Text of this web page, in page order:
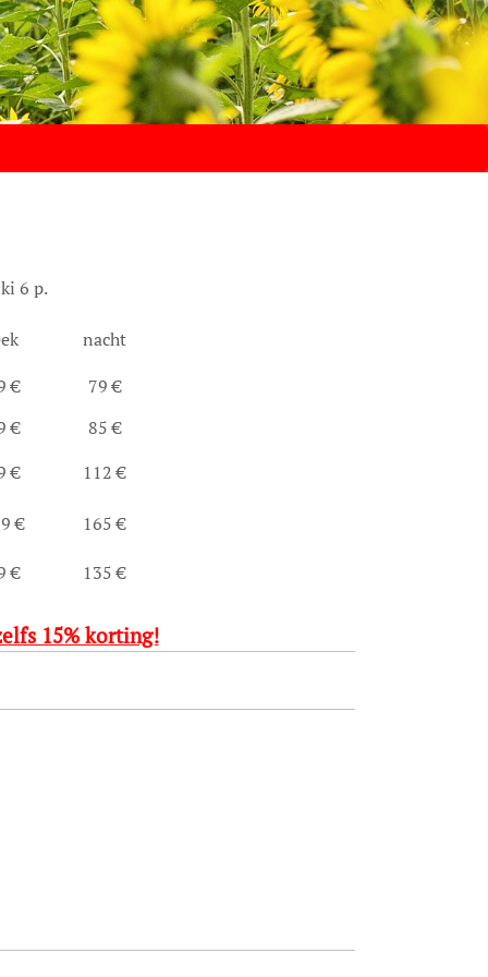
6 p.
nacht
€
79 €
€
85 €
€
112 €
€ 165 €
€ 135 €
15% korting!